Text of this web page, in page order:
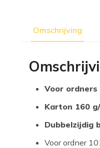
Omschrijving
Voor
Karton 160 g/
Dubbelzijdig
Voor ordner